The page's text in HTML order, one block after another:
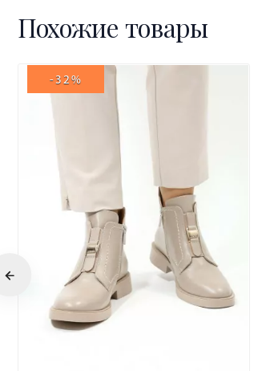
Похожие товары
-32%